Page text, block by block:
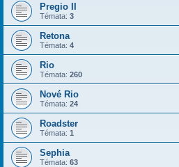
Pregio II
Témata: 3
Retona
Témata: 4
Rio
Témata: 260
Nové Rio
Témata: 24
Roadster
Témata: 1
Sephia
Témata: 63